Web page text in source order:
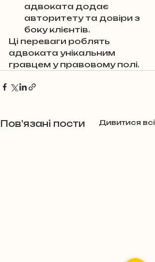
адвоката додає
авторитету та довіри з
боку клієнтів.
Ці переваги роблять
адвоката унікальним
гравцем у правовому полі.
Пов'язані пости Дивитися всі